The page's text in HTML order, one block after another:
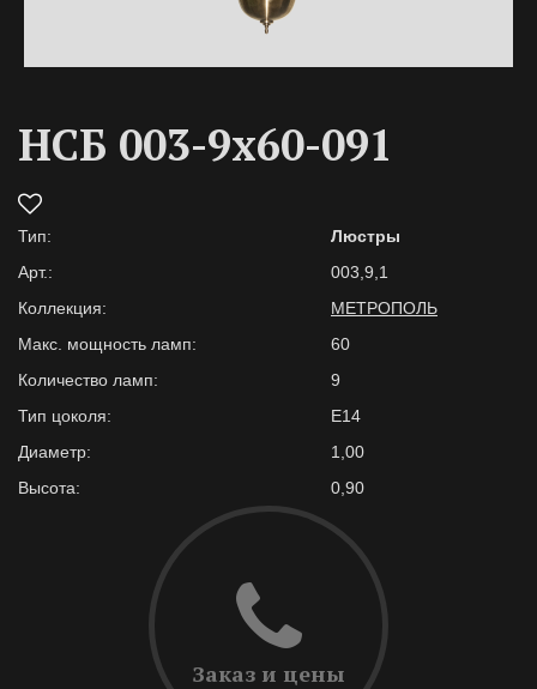
НСБ 003-9х60-091
Тип:
Люстры
Арт.:
003,9,1
Коллекция:
МЕТРОПОЛЬ
Макс. мощность ламп:
60
Количество ламп:
9
Тип цоколя:
Е14
Диаметр:
1,00
Высота:
0,90
Заказ и цены